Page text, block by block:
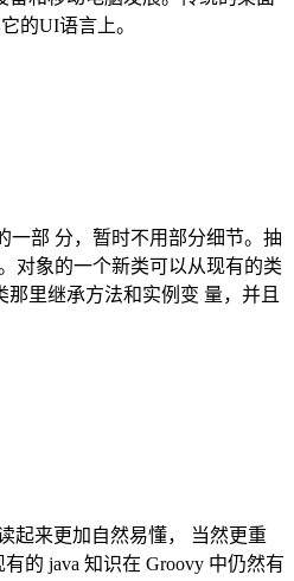
的UI语言上。
一部 分，暂时不用部分细节。抽
对象的一个新类可以从现有的类
里继承方法和实例变 量，并且
起来更加自然易懂， 当然更重
的 java 知识在 Groovy 中仍然有